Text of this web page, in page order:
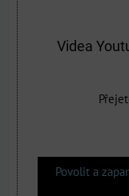
Videa
Povolit a